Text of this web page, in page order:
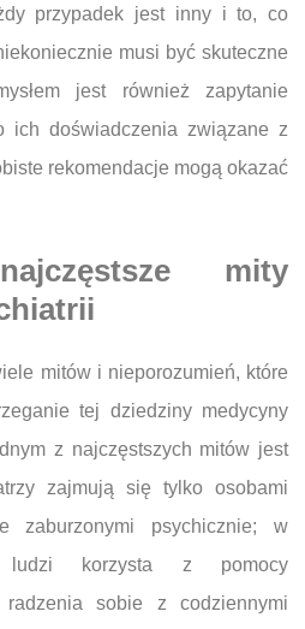
przypadek jest inny i to, co
musi być skuteczne
jest również zapytanie
ich doświadczenia związane z
rekomendacje mogą okazać
mity
mitów i nieporozumień, które
tej dziedziny medycyny
z najczęstszych mitów jest
zajmują się tylko osobami
zaburzonymi psychicznie; w
ludzi korzysta z pomocy
sobie z codziennymi